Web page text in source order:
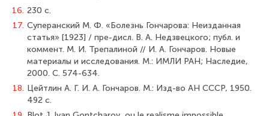
16. 230 c.
17. Суперанский М. Ф. «Болезнь Гончарова: Неизданная
статья» [1923] / пре-дисл. В. А. Недзвецкого; публ. и
коммент. М. И. Трепалиной // И. А. Гончаров. Новые
материалы и исследования. М.: ИМЛИ РАН; Наследие,
2000. С. 574-634.
18. Цейтлин А. Г. И. А. Гончаров. М.: Изд-во АН СССР, 1950.
492 с.